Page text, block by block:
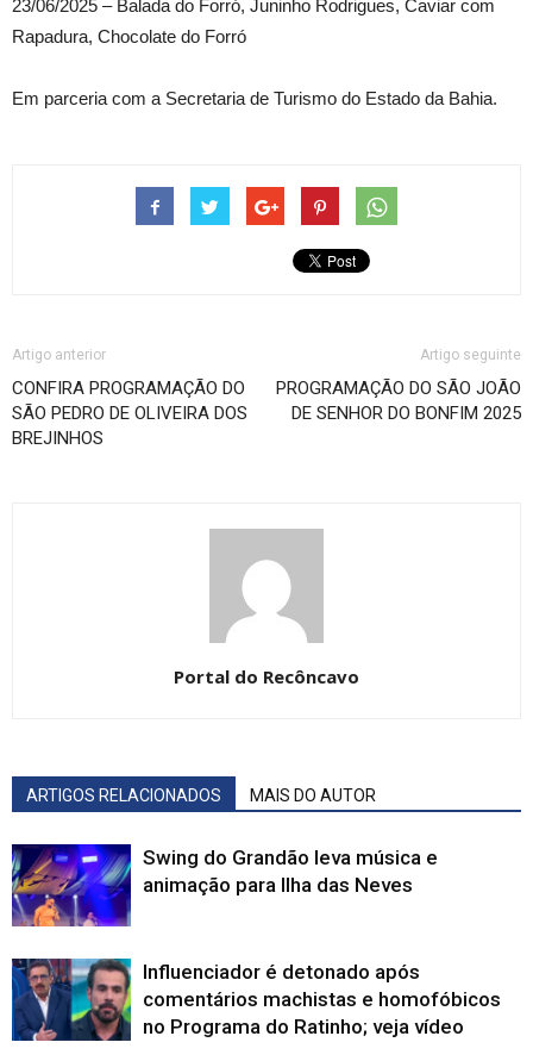
23/06/2025 – Balada do Forró, Juninho Rodrigues, Caviar com
Rapadura, Chocolate do Forró
Em parceria com a Secretaria de Turismo do Estado da Bahia.
Artigo anterior
CONFIRA PROGRAMAÇÃO DO
SÃO PEDRO DE OLIVEIRA DOS
BREJINHOS
Artigo seguinte
PROGRAMAÇÃO DO SÃO JOÃO
DE SENHOR DO BONFIM 2025
Portal do Recôncavo
ARTIGOS RELACIONADOS MAIS DO AUTOR
Swing do Grandão leva música e
animação para Ilha das Neves
Influenciador é detonado após
comentários machistas e homofóbicos
no Programa do Ratinho; veja vídeo